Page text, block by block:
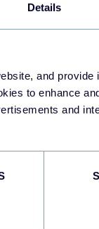
Details
and
to enhance
and